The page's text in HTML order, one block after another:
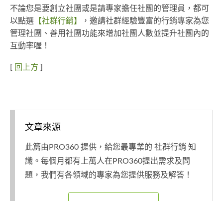
不論您是要創立社團或是請專家擔任社團的管理員，都可
以點選 【社群行銷】
，邀請社群經驗豐富的行銷專家為您
管理社團、善用社團功能來增加社團人數並提升社團內的
互動率喔！
[ 回上方 ]
文章來源
此篇由PRO360 提供，給您最專業的 社群行銷 知
識。每個月都有上萬人在PRO360提出需求及問
題，我們有各領域的專家為您提供服務及解答！